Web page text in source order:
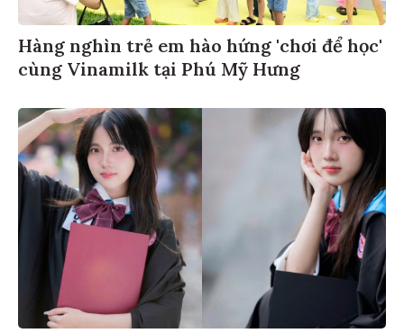
Hàng nghìn trẻ em hào hứng 'chơi để học'
cùng Vinamilk tại Phú Mỹ Hưng